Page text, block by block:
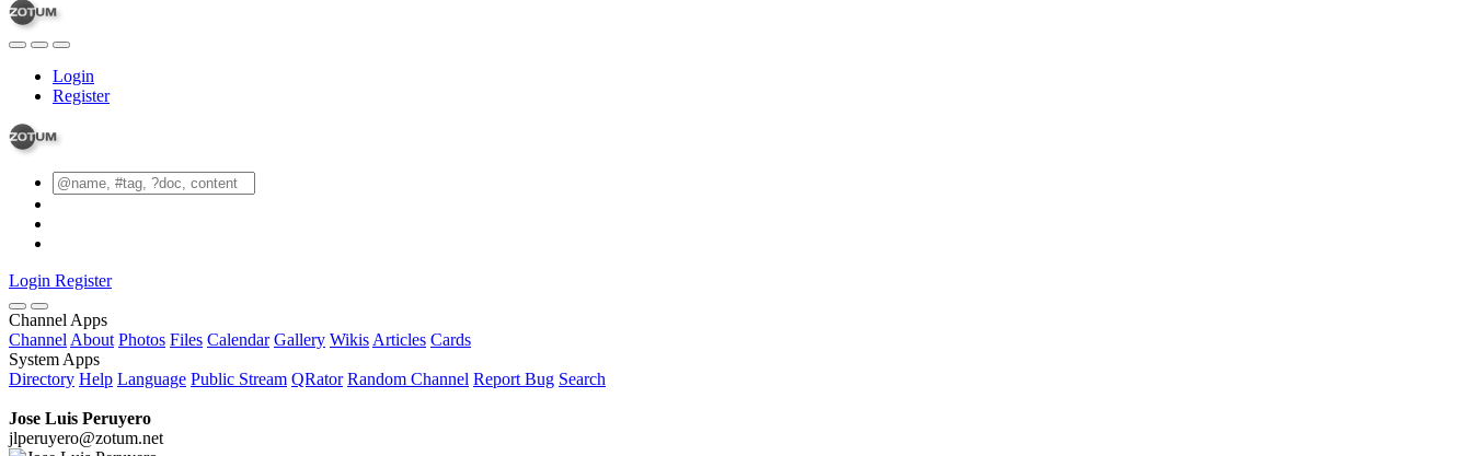
Login
Register
Login Register
Channel Apps
Channel About Photos Files Calendar Gallery Wikis Articles Cards
System Apps
Directory Help Language Public Stream QRator Random Channel Report Bug Search
Jose Luis Peruyero
jlperuyero@zotum.net